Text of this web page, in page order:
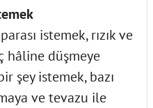
istemek, rızık ve
hâline düşmeye
şey istemek, bazı
ve tevazu ile